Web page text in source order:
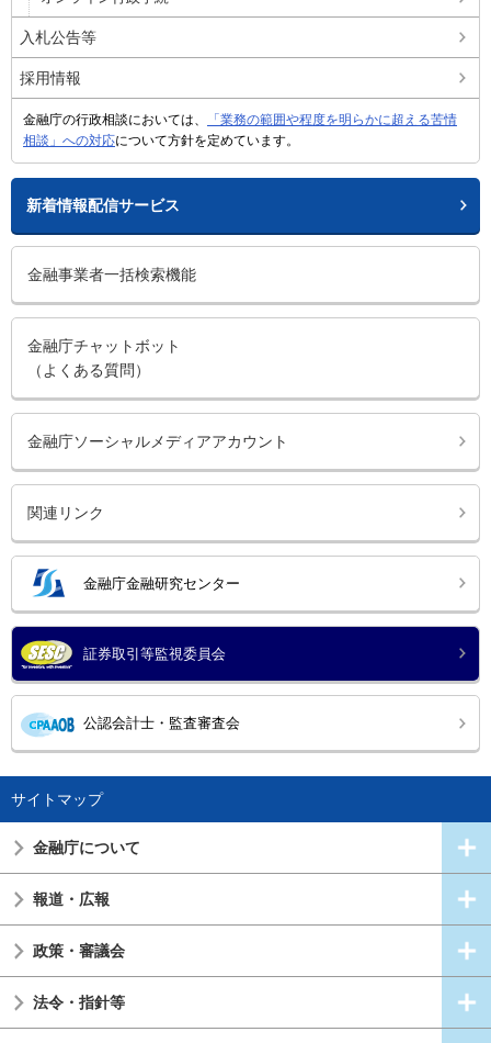
入札公告等
採用情報
金融庁の行政相談においては、
「業務の範囲や程度を明らかに超える苦情
相談」への対応について方針を定めています。
新着情報配信サービス
金融事業者一括検索機能
金融庁チャットボット
（よくある質問）
金融庁ソーシャルメディアアカウント
関連リンク
金融庁金融研究センター
証券取引等監視委員会
公認会計士・監査審査会
サイトマップ
金融庁について
報道・広報
政策・審議会
法令・指針等